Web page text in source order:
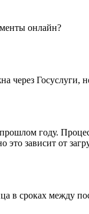
онлайн?
через
году.
это зависит от
в сроках между